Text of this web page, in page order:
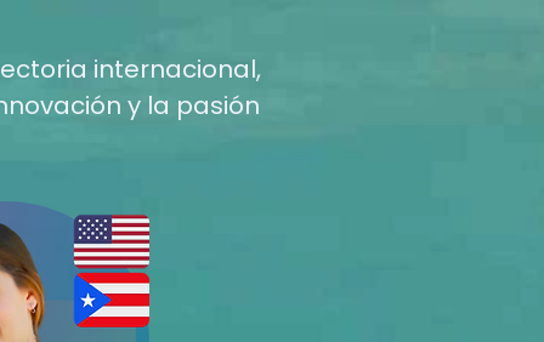
internacional,
y la pasión